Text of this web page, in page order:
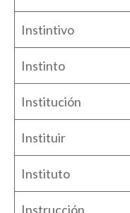
Instintivo
Instinto
Institución
Instituir
Instituto
Instrucción